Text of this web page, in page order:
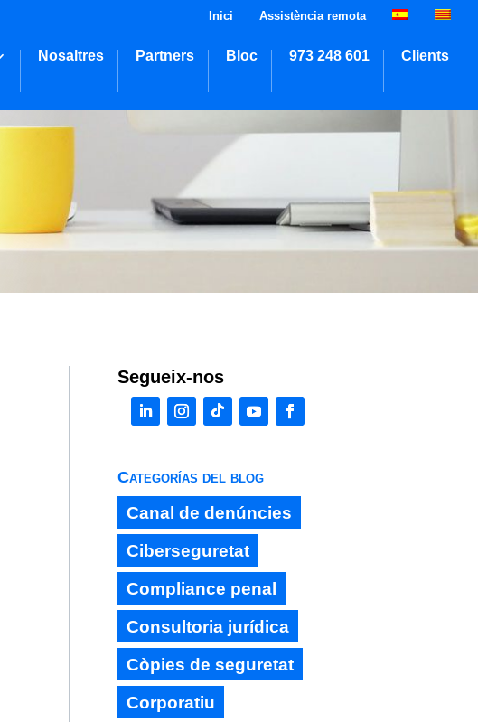
Inici Assistència remota
Nosaltres Partners Bloc 973 248 601 Clients
Segueix-nos
Categorías del blog
Canal de denúncies
Ciberseguretat
Compliance penal
Consultoria jurídica
Còpies de seguretat
Corporatiu